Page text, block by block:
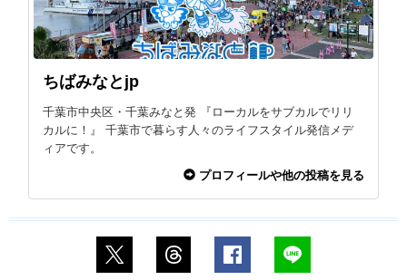
ちばみなとjp
千葉市中央区・千葉みなと発 『ローカルをサブカルでリリ
カルに！』 千葉市で暮らす人々のライフスタイル発信メデ
ィアです。
プロフィールや他の投稿を見る